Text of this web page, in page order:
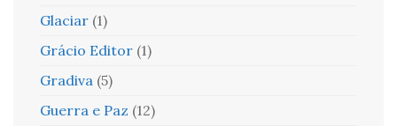
Glaciar (1)
Grácio Editor (1)
Gradiva (5)
Guerra e Paz (12)